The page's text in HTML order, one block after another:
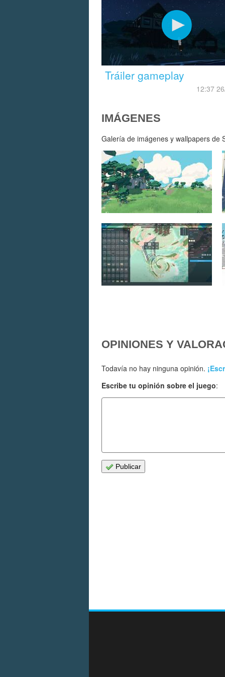
Tráiler gameplay
12:37
IMÁGENES
Galería de imágenes y wallpapers de
OPINIONES Y
Todavía no hay ninguna opinión.
Escribe tu opinión sobre el juego:
Publicar